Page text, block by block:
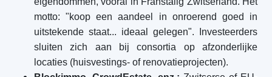
motto: "koop een aandeel in onroerend goed in
uitstekende staat... ideaal gelegen". Investeerders
sluiten zich aan bij consortia op afzonderlijke
locaties (huisvestings- of renovatieprojecten).